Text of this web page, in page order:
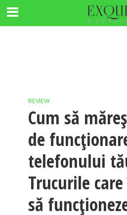
REVIEW
Cum să
de
telefonului
Trucurile
să